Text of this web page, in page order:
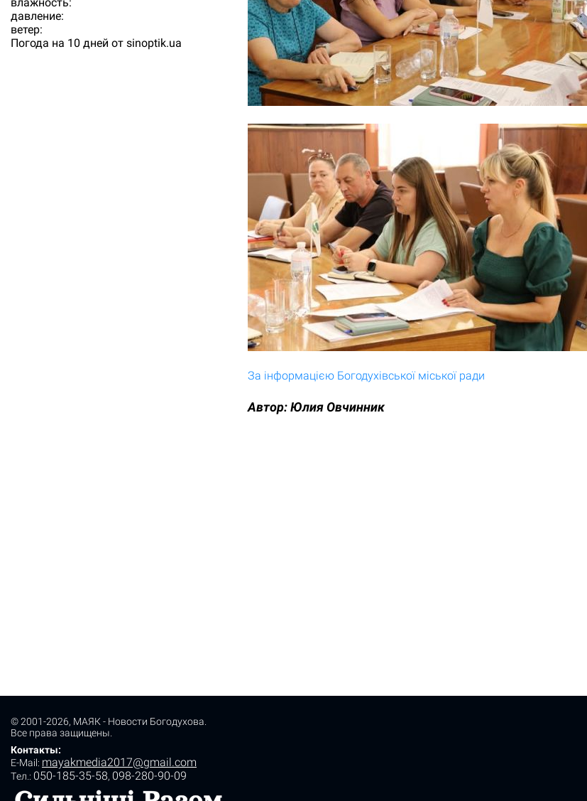
влажность:
давление:
ветер:
Погода на 10 дней от sinoptik.ua
За інформацією Богодухівської міської ради
Автор:Юлия Овчинник
© 2001-2026, МАЯК - Новости Богодухова
Все права защищены.
Контакты:
E-Mail: mayakmedia2017@gmail.com
Tел.: 050-185-35-58, 098-280-90-09